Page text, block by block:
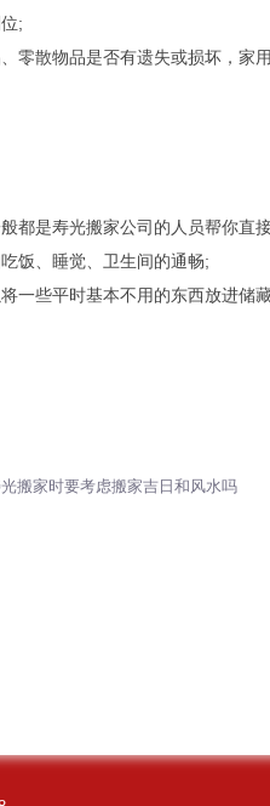
;
零散物品是否有遗失或损坏，家
都是寿光搬家公司的人员帮你直
饭、睡觉、卫生间的通畅;
一些平时基本不用的东西放进储
搬家时要考虑搬家吉日和风水吗